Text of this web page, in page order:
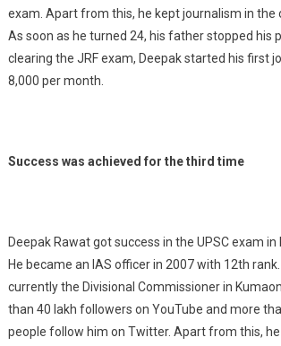
exam. Apart from this, he kept journalism in the
As soon as he turned 24, his father stopped his
clearing the JRF exam, Deepak started his first
8,000 per month.
Success was achieved for the third time
Deepak Rawat got success in the UPSC exam
He became an IAS officer in 2007 with 12th
currently the Divisional Commissioner in
than 40 lakh followers on YouTube and more
people follow him on Twitter. Apart from this,